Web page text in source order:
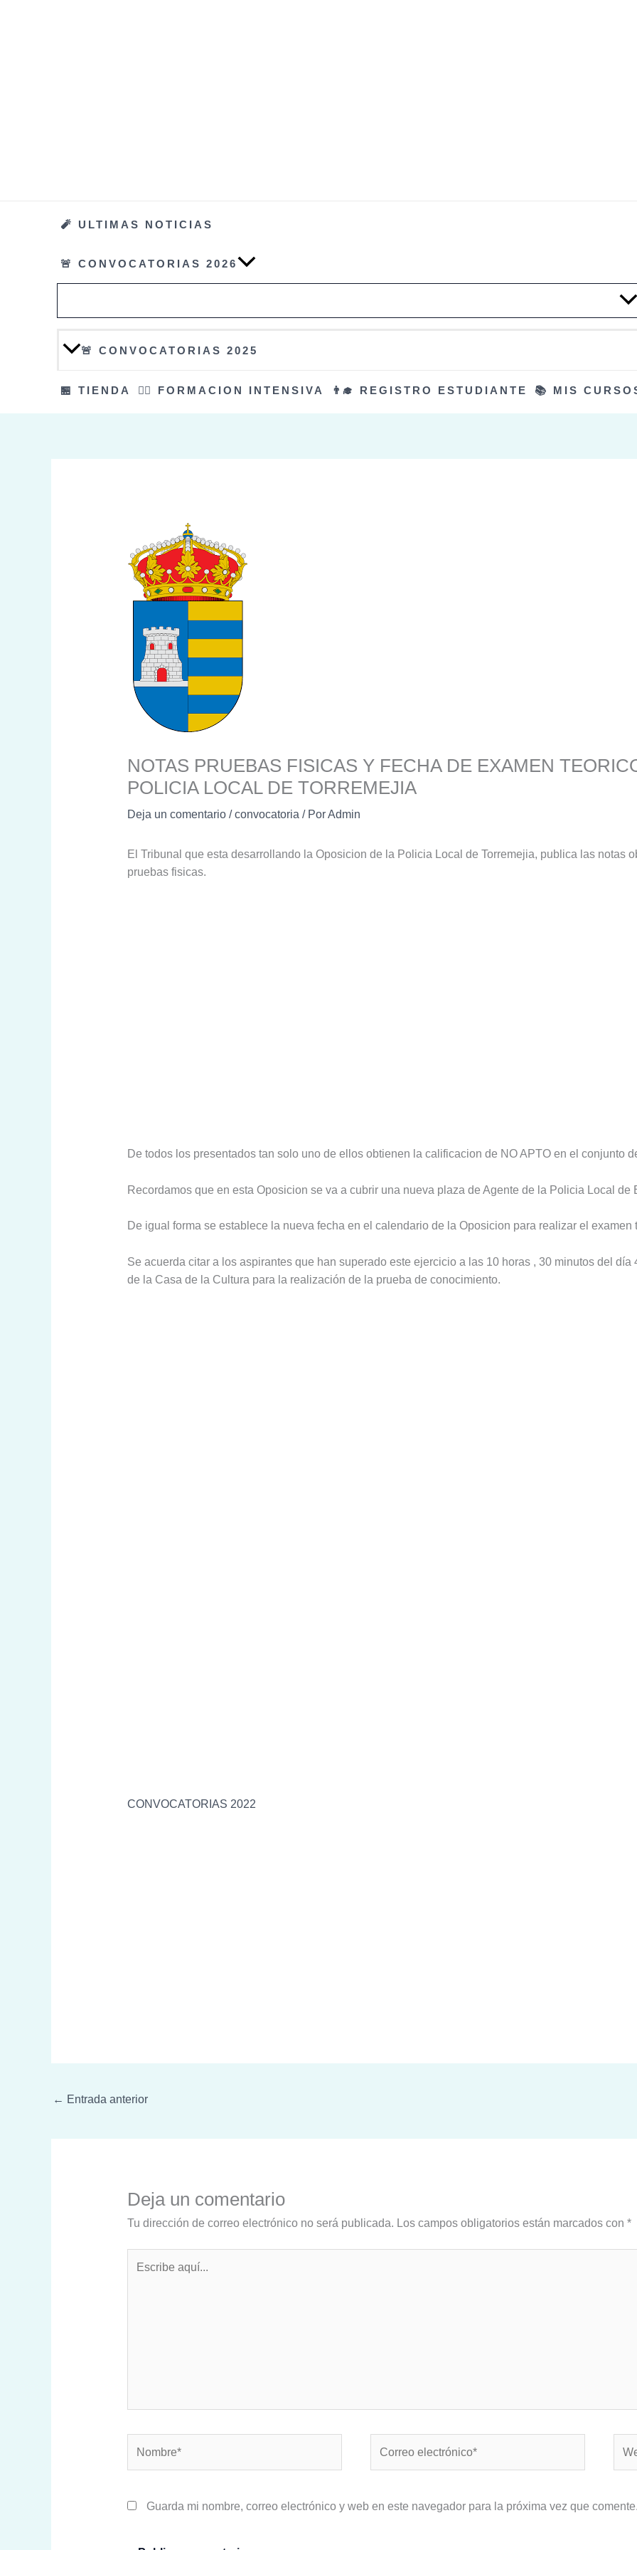
🧨 ULTIMAS NOTICIAS
🚨 CONVOCATORIAS 2026
🚨 CONVOCATORIAS 2025
🏪 TIENDA 👮‍♀️ FORMACION INTENSIVA 👨‍🎓 REGISTRO ESTUDIANTE 📚 MIS
NOTAS PRUEBAS FISICAS Y FECHA DE EXAMEN
POLICIA LOCAL DE TORREMEJIA
Deja un comentario / convocatoria/ PorAdmin
El Tribunal que esta desarrollando la Oposicion de la Policia Local de Torremejia, publica las notas
pruebas fisicas.
De todos los presentados tan solo uno de ellos obtienen la calificacion de NO APTO en el conjunto
Recordamos que en esta Oposicion se va a cubrir una nueva plaza de Agente de la Policia Local de
De igual forma se establece la nueva fecha en el calendario de la Oposicion para realizar el examen
Se acuerda citar a los aspirantes que han superado este ejercicio a las 10 horas , 30 minutos del
de la Casa de la Cultura para la realización de la prueba de conocimiento.
CONVOCATORIAS 2022
← Entrada anterior
Deja un comentario
Tu dirección de correo electrónico no será publicada. Los campos obligatorios están marcados con *
aquí...
electrónico*
Guarda mi nombre, correo electrónico y web en este navegador para la próxima vez que